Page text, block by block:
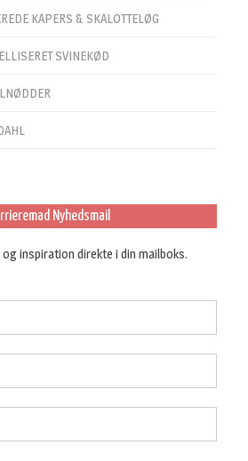
KAPERS & SKALOTTELØG
SVINEKØD
Nyhedsmail
inspiration direkte i din mailboks.